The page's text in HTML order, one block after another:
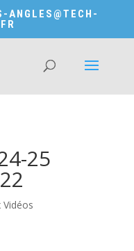
ANGLES@TECH-
25
Vidéos